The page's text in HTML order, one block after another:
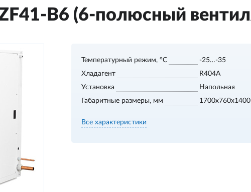
B6 (6-полюсный
Температурный режим, °С
-25…-35
Хладагент
R404A
Установка
Напольная
Габаритные размеры, мм
1700х760х1400
Все характеристики